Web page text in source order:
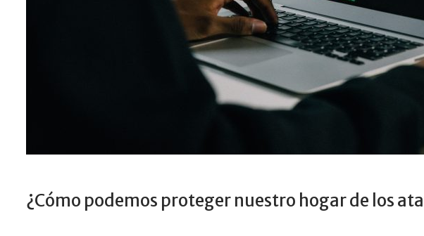
¿Cómo podemos proteger nuestro hogar de los